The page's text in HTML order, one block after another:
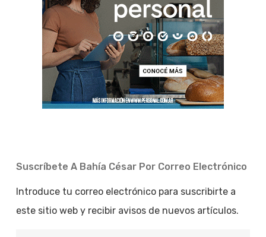
Suscríbete A Bahía César Por Correo Electrónico
Introduce tu correo electrónico para suscribirte a
este sitio web y recibir avisos de nuevos artículos.